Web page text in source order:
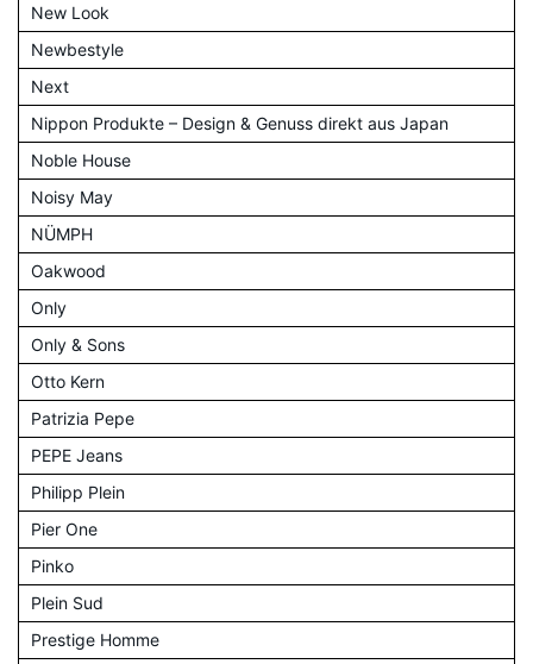
New Look
Newbestyle
Next
Nippon Produkte – Design & Genuss direkt aus Japan
Noble House
Noisy May
NÜMPH
Oakwood
Only
Only & Sons
Otto Kern
Patrizia Pepe
PEPE Jeans
Philipp Plein
Pier One
Pinko
Plein Sud
Prestige Homme